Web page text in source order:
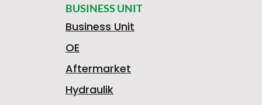
BUSINESS UNIT
Business Unit
OE
Aftermarket
Hydraulik